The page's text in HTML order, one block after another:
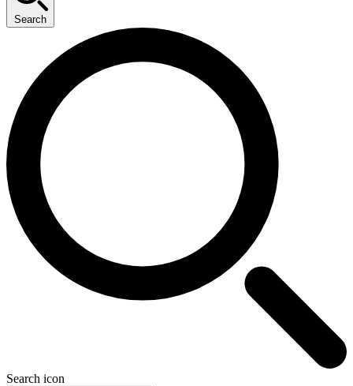
Search
Search icon